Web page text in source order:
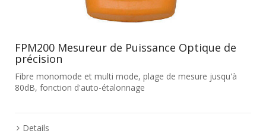
FPM200 Mesureur de Puissance Optique de
précision
Fibre monomode et multi mode, plage de mesure jusqu'à
80dB, fonction d'auto-étalonnage
Details